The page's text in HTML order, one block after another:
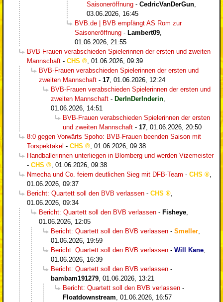
Saisoneröffnung - CedricVanDerGun,
03.06.2026, 16:45
BVB.de | BVB empfängt AS Rom zur
Saisoneröffnung - Lambert09,
01.06.2026, 21:55
BVB-Frauen verabschieden Spielerinnen der ersten und zweiten
Mannschaft - CHS , 01.06.2026, 09:39
BVB-Frauen verabschieden Spielerinnen der ersten und
zweiten Mannschaft - 17, 01.06.2026, 12:24
BVB-Frauen verabschieden Spielerinnen der ersten und
zweiten Mannschaft - DerInDerInderin,
01.06.2026, 14:51
BVB-Frauen verabschieden Spielerinnen der ersten
und zweiten Mannschaft - 17, 01.06.2026, 20:50
8:0 gegen Vorwärts Spoho: BVB-Frauen beenden Saison mit
Torspektakel - CHS , 01.06.2026, 09:38
Handballerinnen unterliegen in Blomberg und werden Vizemeister
- CHS , 01.06.2026, 09:38
Nmecha und Co. feiern deutlichen Sieg mit DFB-Team - CHS
,
01.06.2026, 09:37
Bericht: Quartett soll den BVB verlassen - CHS
,
01.06.2026, 09:34
Bericht: Quartett soll den BVB verlassen - Fisheye,
01.06.2026, 12:05
Bericht: Quartett soll den BVB verlassen - Smeller,
01.06.2026, 19:59
Bericht: Quartett soll den BVB verlassen - Will Kane,
01.06.2026, 16:39
Bericht: Quartett soll den BVB verlassen -
bambam191279, 01.06.2026, 13:21
Bericht: Quartett soll den BVB verlassen -
Floatdownstream, 01.06.2026, 16:57